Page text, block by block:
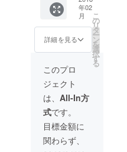
り、受
付、物
販、案
去作業
など。
同伴歓
す！ の
ぶみさ
もっと
身近に
感じ、
一般の
を観な
がらラ
ンチ！
ホテル
立て料
す。→
アンパ
ンマン
ミュー
ジアム
を楽し
みま
の方に
お伝え
するプ
ランで
運営会
社は当
講演会
の協賛
企業
（株）
香北ふ
るさと
みらい
様にな
りま
す。
HP…
http://6t
hdiary.j
添付デ
ザイ
ン）、
絵本作
家のぶ
み講演
会
2018in
高知ご
招待
券、チ
ラシ配
布権
利、サ
イン入
年02
月
詳細を見る
こ
の
リ
タ
ー
ン
を
選
択
す
る
このプロ
ジェクト
は、 All-In方
式です。
目標金額に
関わらず、